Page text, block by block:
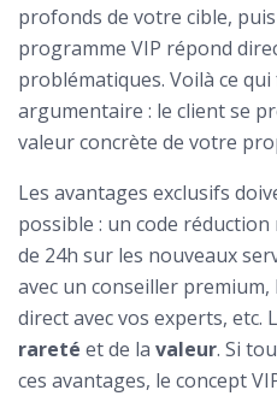
profonds de votre cible,
programme VIP répond
problématiques. Voilà ce qui
argumentaire : le client se
valeur concrète de votre
Les avantages exclusifs
possible : un code
de 24h sur les nouveaux
avec un conseiller premium,
direct avec vos experts, etc.
rareté et de la valeur. Si
ces avantages, le concept